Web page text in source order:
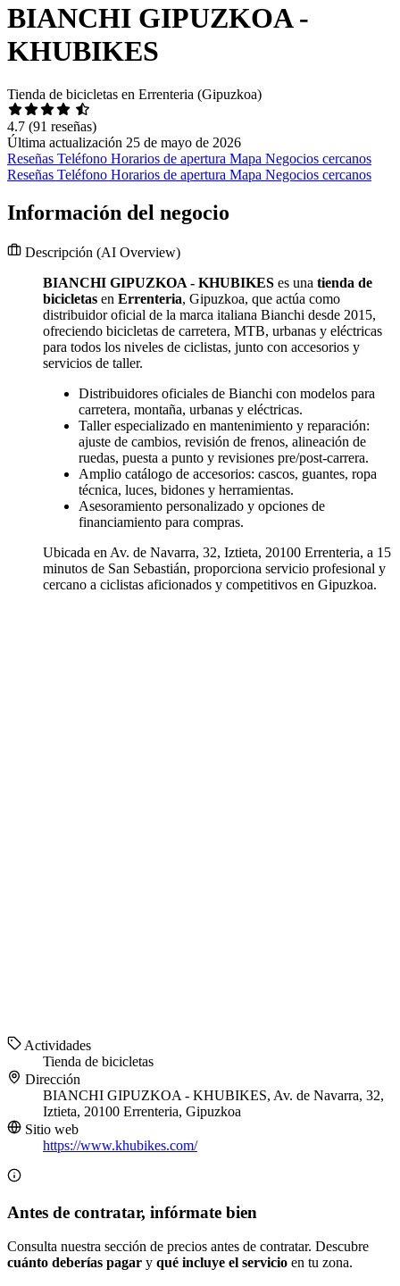
BIANCHI GIPUZKOA -
KHUBIKES
Tienda de bicicletas en Errenteria (Gipuzkoa)
4.7 (91 reseñas)
Última actualización 25 de mayo de 2026
Reseñas Teléfono Horarios de apertura Mapa Negocios cercanos
Reseñas Teléfono Horarios de apertura Mapa Negocios cercanos
Información del negocio
Descripción (AI Overview)
BIANCHI GIPUZKOA - KHUBIKES es una tienda de
bicicletas en Errenteria, Gipuzkoa, que actúa como
distribuidor oficial de la marca italiana Bianchi desde 2015,
ofreciendo bicicletas de carretera, MTB, urbanas y eléctricas
para todos los niveles de ciclistas, junto con accesorios y
servicios de taller.
Distribuidores oficiales de Bianchi con modelos para
carretera, montaña, urbanas y eléctricas.
Taller especializado en mantenimiento y reparación:
ajuste de cambios, revisión de frenos, alineación de
ruedas, puesta a punto y revisiones pre/post-carrera.
Amplio catálogo de accesorios: cascos, guantes, ropa
técnica, luces, bidones y herramientas.
Asesoramiento personalizado y opciones de
financiamiento para compras.
Ubicada en Av. de Navarra, 32, Iztieta, 20100 Errenteria, a 15
minutos de San Sebastián, proporciona servicio profesional y
cercano a ciclistas aficionados y competitivos en Gipuzkoa.
Actividades
Tienda de bicicletas
Dirección
BIANCHI GIPUZKOA - KHUBIKES, Av. de Navarra, 32,
Iztieta, 20100 Errenteria, Gipuzkoa
Sitio web
https://www.khubikes.com/
Antes de contratar, infórmate bien
Consulta nuestra sección de precios antes de contratar. Descubre
cuánto deberías pagar y qué incluye el servicio en tu zona.